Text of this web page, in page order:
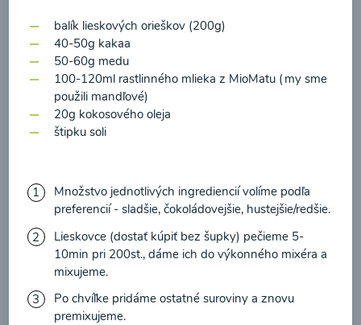
Brokolicové cappuccino
00:25
Načítať ďalšie
Kaše
balík lieskových orieškov (200g)
40-50g kakaa
50-60g medu
100-120ml rastlinného mlieka z MioMatu (my sme
použili mandľové)
20g kokosového oleja
štipku soli
Množstvo jednotlivých ingrediencií volíme podľa
preferencií - sladšie, čokoládovejšie, hustejšie/redšie.
Lieskovce (dostať kúpiť bez šupky) pečieme 5-
10min pri 200st., dáme ich do výkonného mixéra a
mixujeme.
Po chvíľke pridáme ostatné suroviny a znovu
premixujeme.
prečítal(a)informácie o Ochrane osobných
údajova súhlasím s nimi.
Súhlasím